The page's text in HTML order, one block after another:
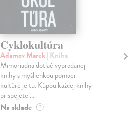
Cyklokultúra
Adamov Marek| Kniha
Mimoriadna dotlač vypredanej
knihy s myšlienkou pomoci
kultúre je tu. Kúpou každej knihy
prispejete ...
Na sklade ?